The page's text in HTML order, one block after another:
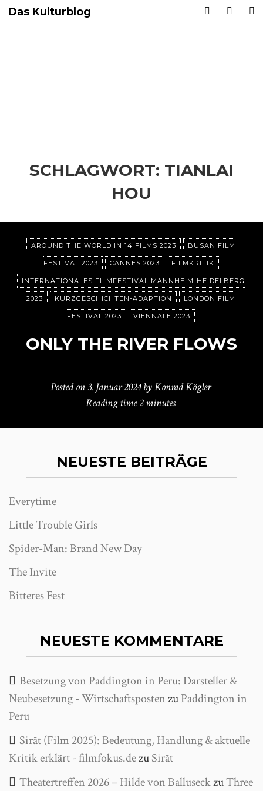
Das Kulturblog
SCHLAGWORT: TIANLAI
HOU
AROUND THE WORLD IN 14 FILMS 2023 BUSAN FILM
FESTIVAL 2023 CANNES 2023 FILMKRITIK
INTERNATIONALES FILMFESTIVAL MANNHEIM-HEIDELBERG
2023 KURZGESCHICHTEN-ADAPTION LONDON FILM
FESTIVAL 2023 VIENNALE 2023
ONLY THE RIVER FLOWS
Posted on3. Januar 2024 byKonrad Kögler
Reading time2 minutes
NEUESTE BEITRÄGE
Everytime
Little Trouble Girls
Spider-Man: Brand New Day
The Invite
Bitteres Fest
NEUESTE KOMMENTARE
Besetzung von Paddington in Peru: Darsteller &
Neubesetzung - WirtschaftspostenzuPaddington in
Peru
Sirāt (Film 2025): Bedeutung, Handlung & aktuelle
Kritik erklärt - filmfokus.dezuSirāt
Theatertreffen 2026 – Hilde von BalluseckzuThree